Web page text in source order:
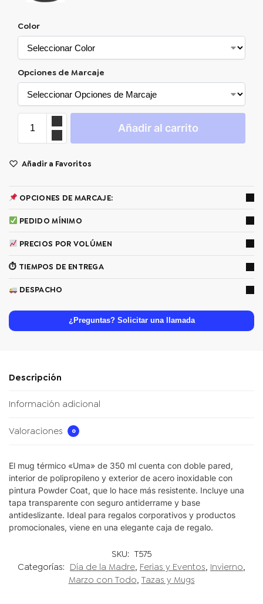
Color
Opciones de Marcaje
Añadir al carrito
Añadir a Favoritos
OPCIONES DE MARCAJE:
PEDIDO MÍNIMO
PRECIOS POR VOLÚMEN
⏱ TIEMPOS DE ENTREGA
DESPACHO
¿Preguntas? Solicitar una llamada
Descripción
Información adicional
Valoraciones 0
El mug térmico «Uma» de 350 ml cuenta con doble pared,
interior de polipropileno y exterior de acero inoxidable con
pintura Powder Coat, que lo hace más resistente. Incluye una
tapa transparente con seguro antiderrame y base
antideslizante. Ideal para regalos corporativos y productos
promocionales, viene en una elegante caja de regalo.
SKU: T575
Categorías: Día de la Madre, Ferias y Eventos, Invierno,
Marzo con Todo, Tazas y Mugs